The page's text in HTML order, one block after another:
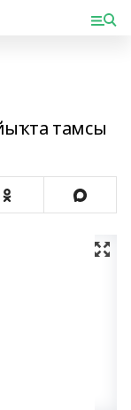
тамсы